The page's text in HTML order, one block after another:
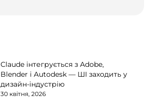
Claude інтегрується з Adobe,
Blender і Autodesk — ШІ заходить у
дизайн-індустрію
30 квітня, 2026